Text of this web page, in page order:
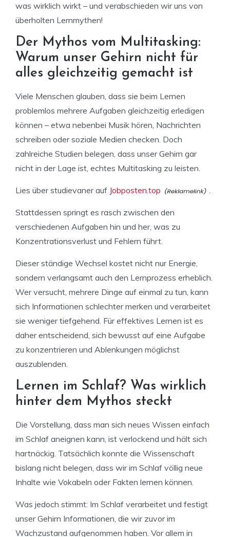
was wirklich wirkt – und verabschieden wir uns von
überholten Lernmythen!
Der Mythos vom Multitasking:
Warum unser Gehirn nicht für
alles gleichzeitig gemacht ist
Viele Menschen glauben, dass sie beim Lernen
problemlos mehrere Aufgaben gleichzeitig erledigen
können – etwa nebenbei Musik hören, Nachrichten
schreiben oder soziale Medien checken. Doch
zahlreiche Studien belegen, dass unser Gehirn gar
nicht in der Lage ist, echtes Multitasking zu leisten.
Lies über studievaner auf Jobposten.top .
Stattdessen springt es rasch zwischen den
verschiedenen Aufgaben hin und her, was zu
Konzentrationsverlust und Fehlern führt.
Dieser ständige Wechsel kostet nicht nur Energie,
sondern verlangsamt auch den Lernprozess erheblich.
Wer versucht, mehrere Dinge auf einmal zu tun, kann
sich Informationen schlechter merken und verarbeitet
sie weniger tiefgehend. Für effektives Lernen ist es
daher entscheidend, sich bewusst auf eine Aufgabe
zu konzentrieren und Ablenkungen möglichst
auszublenden.
Lernen im Schlaf? Was wirklich
hinter dem Mythos steckt
Die Vorstellung, dass man sich neues Wissen einfach
im Schlaf aneignen kann, ist verlockend und hält sich
hartnäckig. Tatsächlich konnte die Wissenschaft
bislang nicht belegen, dass wir im Schlaf völlig neue
Inhalte wie Vokabeln oder Fakten lernen können.
Was jedoch stimmt: Im Schlaf verarbeitet und festigt
unser Gehirn Informationen, die wir zuvor im
Wachzustand aufgenommen haben. Vor allem in